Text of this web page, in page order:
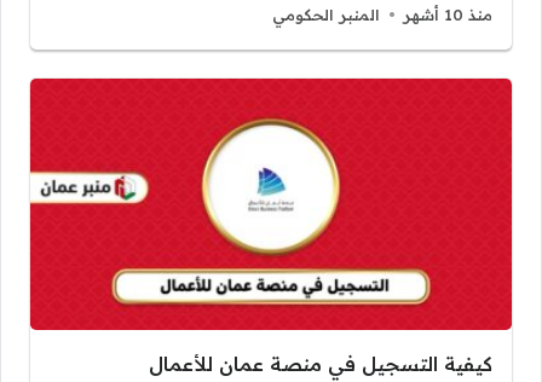
منذ 10 أشهر المنبر الحكومي
كيفية التسجيل في منصة عمان للأعمال